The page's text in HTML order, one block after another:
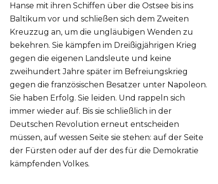
Hanse mit ihren Schiffen über die Ostsee bis ins
Baltikum vor und schließen sich dem Zweiten
Kreuzzug an, um die ungläubigen Wenden zu
bekehren. Sie kämpfen im Dreißigjährigen Krieg
gegen die eigenen Landsleute und keine
zweihundert Jahre später im Befreiungskrieg
gegen die französischen Besatzer unter Napoleon.
Sie haben Erfolg. Sie leiden. Und rappeln sich
immer wieder auf. Bis sie schließlich in der
Deutschen Revolution erneut entscheiden
müssen, auf wessen Seite sie stehen: auf der Seite
der Fürsten oder auf der des für die Demokratie
kämpfenden Volkes.